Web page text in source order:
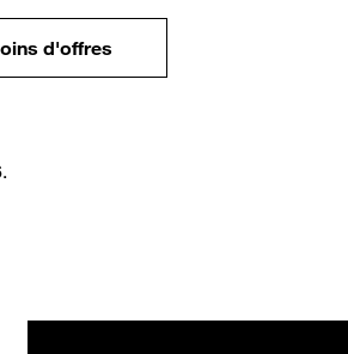
d'offres